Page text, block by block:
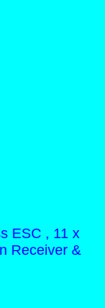
ESC , 11 x
Receiver &